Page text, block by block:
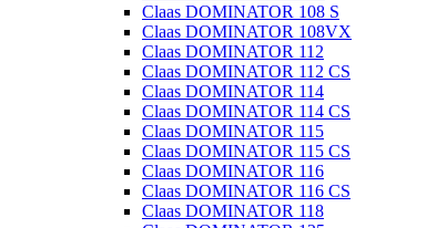
Claas DOMINATOR 108 S
Claas DOMINATOR 108VX
Claas DOMINATOR 112
Claas DOMINATOR 112 CS
Claas DOMINATOR 114
Claas DOMINATOR 114 CS
Claas DOMINATOR 115
Claas DOMINATOR 115 CS
Claas DOMINATOR 116
Claas DOMINATOR 116 CS
Claas DOMINATOR 118